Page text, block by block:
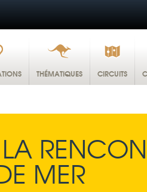
THÉMATIQUES CIRCUITS
MER